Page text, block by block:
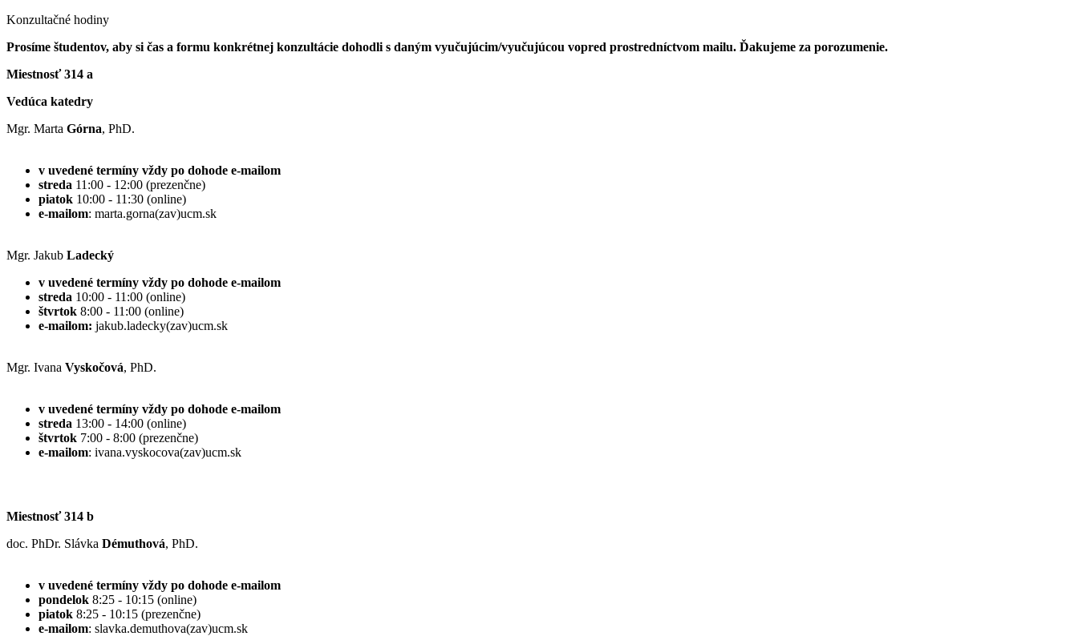
Konzultačné hodiny
Prosíme študentov, aby si čas a formu konkrétnej konzultácie dohodli s daným vyučujúcim/vyučujúcou vopred prostredníctvom mailu. Ďakujeme za porozumenie.
Miestnosť 314 a
Vedúca katedry
Mgr. Marta Górna, PhD.
v uvedené termíny vždy po dohode e-mailom
streda 11:00 - 12:00 (prezenčne)
piatok 10:00 - 11:30 (online)
e-mailom: marta.gorna(zav)ucm.sk
Mgr. Jakub Ladecký
v uvedené termíny vždy po dohode e-mailom
streda 10:00 - 11:00 (online)
štvrtok 8:00 - 11:00 (online)
e-mailom: jakub.ladecky(zav)ucm.sk
Mgr. Ivana Vyskočová, PhD.
v uvedené termíny vždy po dohode e-mailom
streda 13:00 - 14:00 (online)
štvrtok 7:00 - 8:00 (prezenčne)
e-mailom: ivana.vyskocova(zav)ucm.sk
Miestnosť 314 b
doc. PhDr. Slávka Démuthová, PhD.
v uvedené termíny vždy po dohode e-mailom
pondelok 8:25 - 10:15 (online)
piatok 8:25 - 10:15 (prezenčne)
e-mailom: slavka.demuthova(zav)ucm.sk